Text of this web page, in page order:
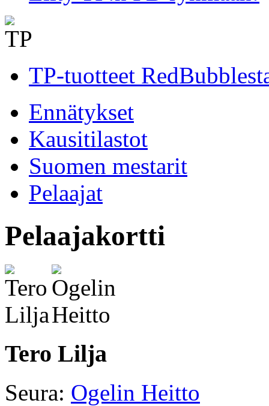
TP-tuotteet
Ennätykset
Kausitilastot
Suomen mestarit
Pelaajat
Pelaajakortti
Tero Lilja
Seura: Ogelin Heitto